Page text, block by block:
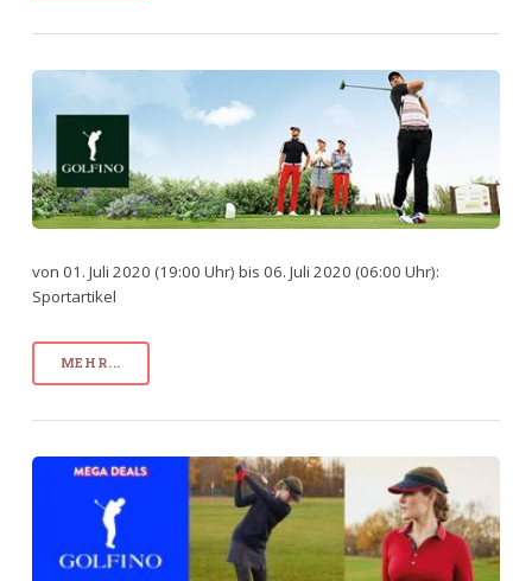
von 01. Juli 2020 (19:00 Uhr) bis 06. Juli 2020 (06:00 Uhr):
Sportartikel
MEHR...